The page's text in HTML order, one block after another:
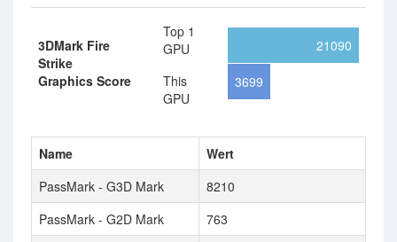
3DMark Fire
Strike
Graphics Score
Top 1
GPU
This
GPU
21090
3699
Name
Wert
PassMark - G3D Mark
8210
PassMark - G2D Mark
763